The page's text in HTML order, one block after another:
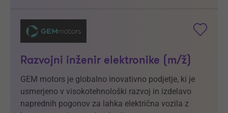
Razvojni inženir elektronike (m/ž)
GEM motors je globalno inovativno podjetje, ki je
usmerjeno v visokotehnološki razvoj in izdelavo
naprednih pogonov za lahka električna vozila z